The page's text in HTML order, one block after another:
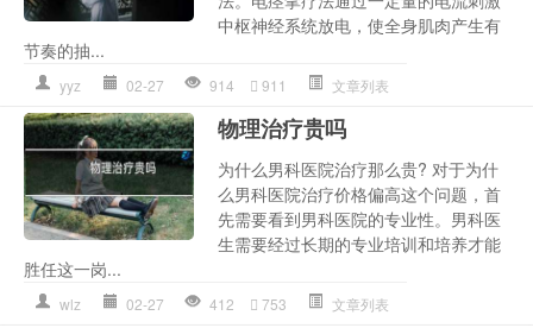
中枢神经系统放电，使全身肌肉产生有
节奏的抽...
yyz 02-27 914 911 文章列表
物理治疗贵吗
为什么男科医院治疗那么贵? 对于为什
么男科医院治疗价格偏高这个问题，首
先需要看到男科医院的专业性。男科医
生需要经过长期的专业培训和培养才能
胜任这一岗...
wlz 02-27 412 753 文章列表